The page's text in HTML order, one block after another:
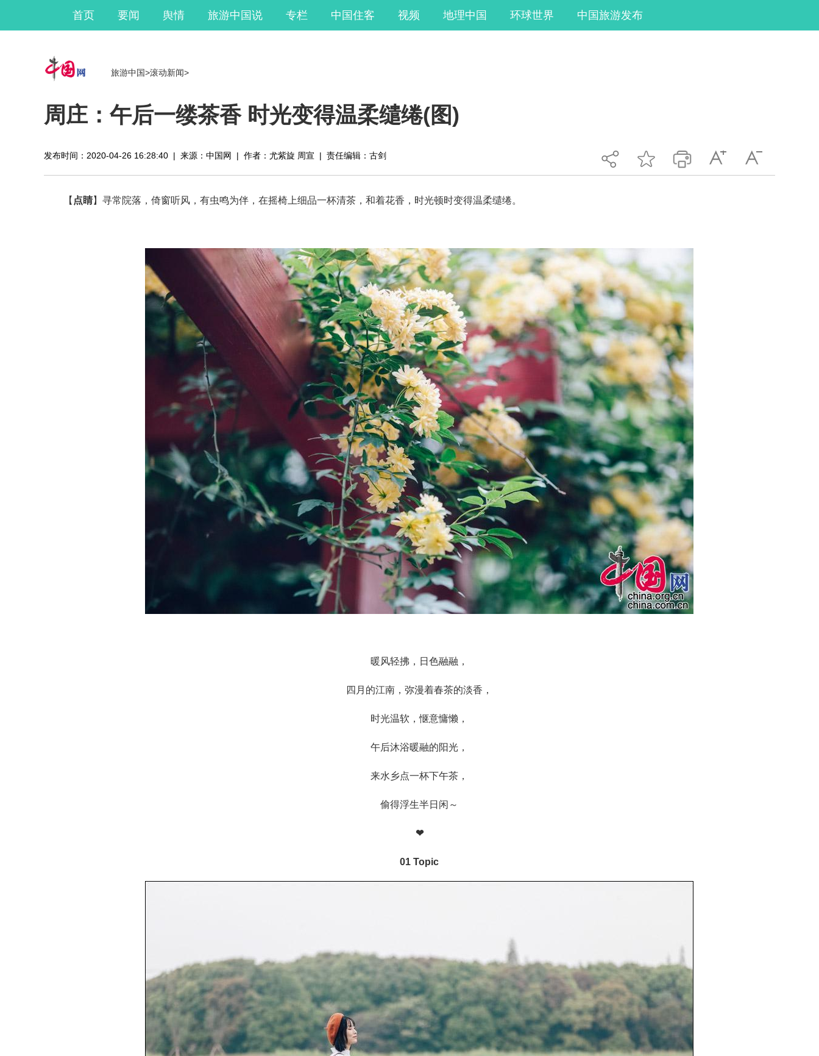
首页 要闻 舆情 旅游中国说 专栏 中国住客 视频 地理中国 环球世界 中国旅游发布
旅游中国>滚动新闻>
周庄：午后一缕茶香 时光变得温柔缱绻(图)
发布时间：2020-04-26 16:28:40 | 来源：中国网 | 作者：尤紫旋 周宣 | 责任编辑：古剑
【 点睛】寻常院落，倚窗听风，有虫鸣为伴，在摇椅上细品一杯清茶，和着花香，时光顿时变得温柔缱绻。
暖风轻拂，日色融融，
四月的江南，弥漫着春茶的淡香，
时光温软，惬意慵懒，
午后沐浴暖融的阳光，
来水乡点一杯下午茶，
偷得浮生半日闲～
❤
01 Topic